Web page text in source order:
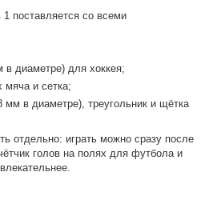
поставляется со всеми
диаметре) для хоккея;
мяча и сетка;
в диаметре), треугольник и щётка
отдельно: играть можно сразу после
голов на полях для футбола и